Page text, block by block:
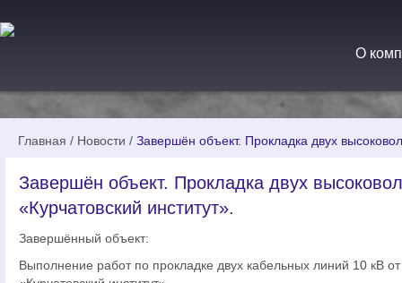
О
Главная / Новости / Завершён объект. Прокладка двух
Завершён объект. Прокладка двух
«Курчатовский институт».
Завершённый объект:
Выполнение работ по прокладке двух кабельных линий 10 кВ